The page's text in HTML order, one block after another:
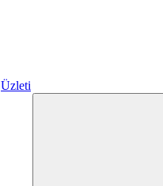
Üzleti